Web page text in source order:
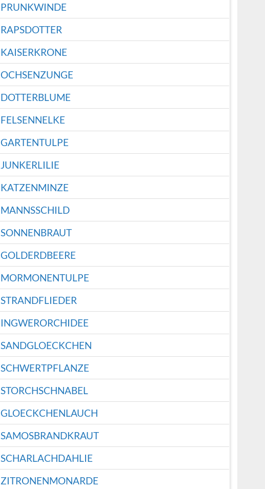
PRUNKWINDE
RAPSDOTTER
KAISERKRONE
OCHSENZUNGE
DOTTERBLUME
FELSENNELKE
GARTENTULPE
JUNKERLILIE
KATZENMINZE
MANNSSCHILD
SONNENBRAUT
GOLDERDBEERE
MORMONENTULPE
STRANDFLIEDER
INGWERORCHIDEE
SANDGLOECKCHEN
SCHWERTPFLANZE
STORCHSCHNABEL
GLOECKCHENLAUCH
SAMOSBRANDKRAUT
SCHARLACHDAHLIE
ZITRONENMONARDE